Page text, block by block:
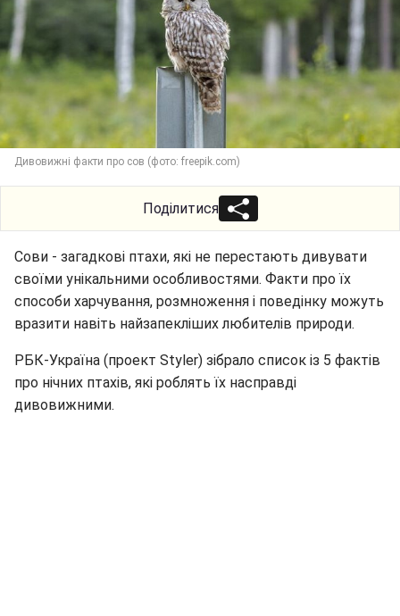
Дивовижні факти про сов (фото: freepik.com)
Поділитися
Сови - загадкові птахи, які не перестають дивувати
своїми унікальними особливостями. Факти про їх
способи харчування, розмноження і поведінку можуть
вразити навіть найзапекліших любителів природи.
РБК-Україна (проект Styler) зібрало список із 5 фактів
про нічних птахів, які роблять їх насправді
дивовижними.